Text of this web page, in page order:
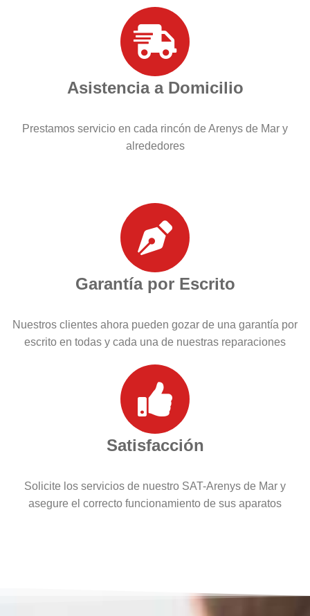
Asistencia a Domicilio
Prestamos servicio en cada rincón de Arenys de Mar y
alrededores
Garantía por Escrito
Nuestros clientes ahora pueden gozar de una garantía por
escrito en todas y cada una de nuestras reparaciones
Satisfacción
Solicite los servicios de nuestro SAT-Arenys de Mar y
asegure el correcto funcionamiento de sus aparatos